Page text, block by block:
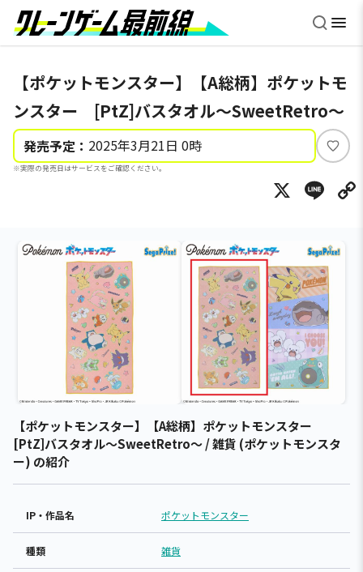
【ポケットモンスター】【A総柄】ポケットモ
ンスター [PtZ]バスタオル～SweetRetro～
発売予定： 2025年3月21日 0時
※実際の発売日はサービスをご確認ください。
い
ね
X
【ポケットモンスター】【A総柄】ポケットモンスター
[PtZ]バスタオル～SweetRetro～ / 雑貨 (ポケットモンスタ
ー) の紹介
IP・作品名 ポケットモンスター
種類 雑貨